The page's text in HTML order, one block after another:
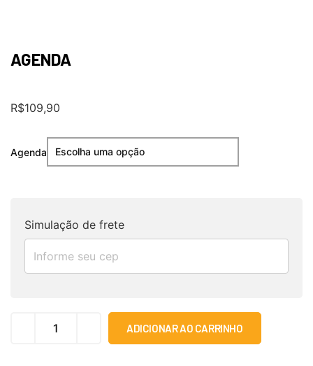
AGENDA
R$109,90
Agenda
Simulação de frete
ADICIONAR AO CARRINHO